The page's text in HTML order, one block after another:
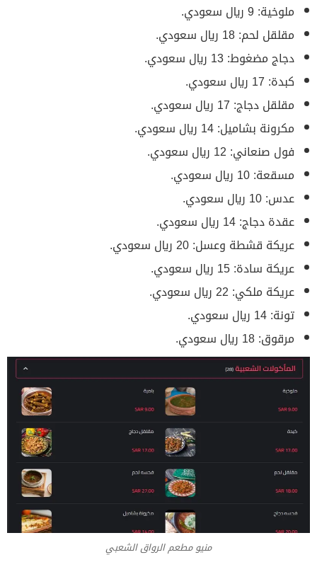
ملوخية: 9 ريال سعودي.
مقلقل لحم: 18 ريال سعودي.
دجاج مضغوط: 13 ريال سعودي.
كبدة: 17 ريال سعودي.
مقلقل دجاج: 17 ريال سعودي.
مكرونة بشاميل: 14 ريال سعودي.
فول صنعاني: 12 ريال سعودي.
مسقعة: 10 ريال سعودي.
عدس: 10 ريال سعودي.
عقدة دجاج: 14 ريال سعودي.
عريكة قشطة وعسل: 20 ريال سعودي.
عريكة سادة: 15 ريال سعودي.
عريكة ملكي: 22 ريال سعودي.
تونة: 14 ريال سعودي.
مرقوق: 18 ريال سعودي.
منيو مطعم الرواق الشعبي